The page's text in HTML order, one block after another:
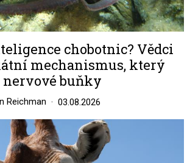
chobotnic? Vědci
mechanismus, který
buňky
Reichman 03.08.2026